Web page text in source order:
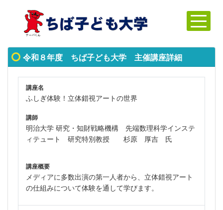
令和８年度 ちば子ども大学 主催講座詳細
講座名
ふしぎ体験！立体錯視アートの世界
講師
明治大学 研究・知財戦略機構 先端数理科学インステ
ィテュート 研究特別教授 杉原 厚吉 氏
講座概要
メディアに多数出演の第一人者から、立体錯視アート
の仕組みについて体験を通して学びます。